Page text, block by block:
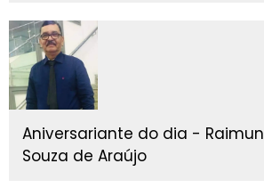
Aniversariante do dia -
Souza de Araújo